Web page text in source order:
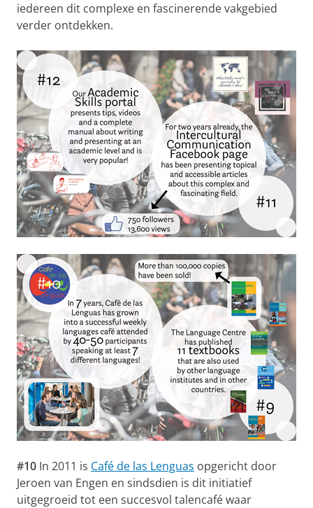
iedereen dit complexe en fascinerende vakgebied
verder ontdekken.
#10 In 2011 is Café de las Lenguas opgericht door
Jeroen van Engen en sindsdien is dit initiatief
uitgegroeid tot een succesvol talencafé waar